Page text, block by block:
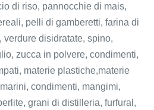
di riso, pannocchie di mais,
pelli di gamberetti, farina di
disidratate, spino,
zucca in polvere, condimenti,
materie plastiche,materie
condimenti, mangimi,
grani di distilleria, furfural,